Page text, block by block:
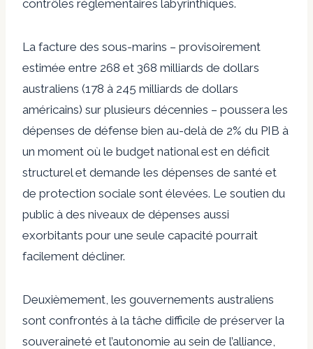
contrôles réglementaires labyrinthiques.
La facture des sous-marins – provisoirement
estimée entre 268 et 368 milliards de dollars
australiens (178 à 245 milliards de dollars
américains) sur plusieurs décennies – poussera les
dépenses de défense bien au-delà de 2% du PIB à
un moment où le budget national est en déficit
structurel et demande les dépenses de santé et
de protection sociale sont élevées. Le soutien du
public à des niveaux de dépenses aussi
exorbitants pour une seule capacité pourrait
facilement décliner.
Deuxièmement, les gouvernements australiens
sont confrontés à la tâche difficile de préserver la
souveraineté et l’autonomie au sein de l’alliance,